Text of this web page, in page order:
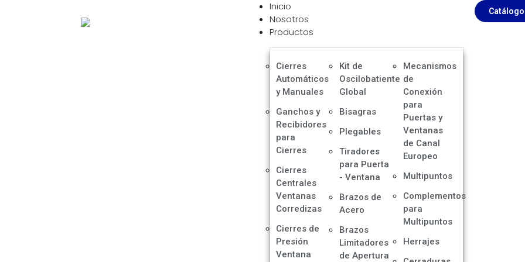
Inicio
Nosotros
Productos
Cierres
Automáticos
y Manuales
Ganchos y
Recibidores
para
Cierres
Cierres
Centrales
Ventanas
Corredizas
Cierres de
Presión
Ventana
Kit de
Oscilobatiente
Global
Bisagras
Plegables
Tiradores
para Puerta
- Ventana
Brazos de
Acero
Brazos
Limitadores
de Apertura
Mecanismos
de
Conexión
para
Puertas y
Ventanas
de Canal
Europeo
Multipuntos
Complementos
para
Multipuntos
Herrajes
Catálogo